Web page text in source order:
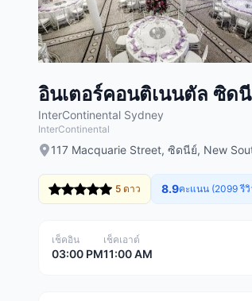
อินเตอร์คอนติเนนตัล ซิด
InterContinental Sydney
InterContinental
117 Macquarie Street, ซิดนีย์, New
5 ดาว 8.9คะแนน (2099 รีวิ
เช็คอิน
03:00 PM
เช็คเอาต์
11:00 AM